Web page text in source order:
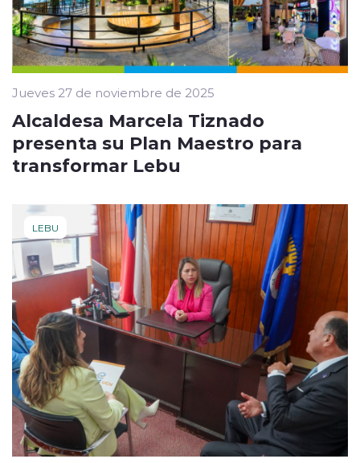
Jueves 27 de noviembre de 2025
Alcaldesa Marcela Tiznado
presenta su Plan Maestro para
transformar Lebu
LEBU